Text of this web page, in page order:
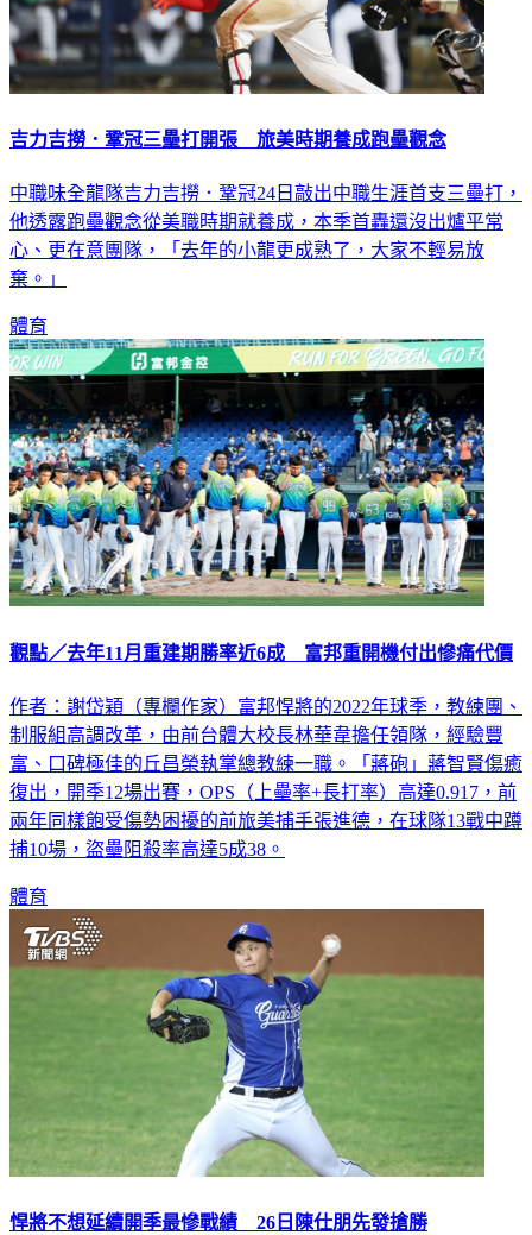
吉力吉撈．鞏冠三壘打開張 旅美時期養成跑壘觀念
中職味全龍隊吉力吉撈．鞏冠24日敲出中職生涯首支三壘打，
他透露跑壘觀念從美職時期就養成，本季首轟還沒出爐平常
心、更在意團隊，「去年的小龍更成熟了，大家不輕易放
棄。」
體育
觀點／去年11月重建期勝率近6成 富邦重開機付出慘痛代價
作者：謝岱穎（專欄作家）富邦悍將的2022年球季，教練團、
制服組高調改革，由前台體大校長林華韋擔任領隊，經驗豐
富、口碑極佳的丘昌榮執掌總教練一職。「蔣砲」蔣智賢傷癒
復出，開季12場出賽，OPS（上壘率+長打率）高達0.917，前
兩年同樣飽受傷勢困擾的前旅美捕手張進德，在球隊13戰中蹲
捕10場，盜壘阻殺率高達5成38。
體育
悍將不想延續開季最慘戰績 26日陳仕朋先發搶勝